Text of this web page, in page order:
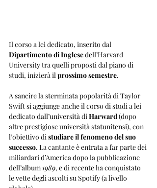
Il corso a lei dedicato, inserito dal
Dipartimento di Inglese dell’Harvard
University tra quelli proposti dal piano di
studi, inizierà il prossimo semestre.
A sancire la sterminata popolarità di Taylor
Swift si aggiunge anche il corso di studi a lei
dedicato dall’università di Harward (dopo
altre prestigiose università statunitensi), con
l’obiettivo di studiare il fenomeno del suo
successo. La cantante è entrata a far parte dei
miliardari d’America dopo la pubblicazione
dell’album 1989, e di recente ha conquistato
le vette degli ascolti su Spotify (a livello